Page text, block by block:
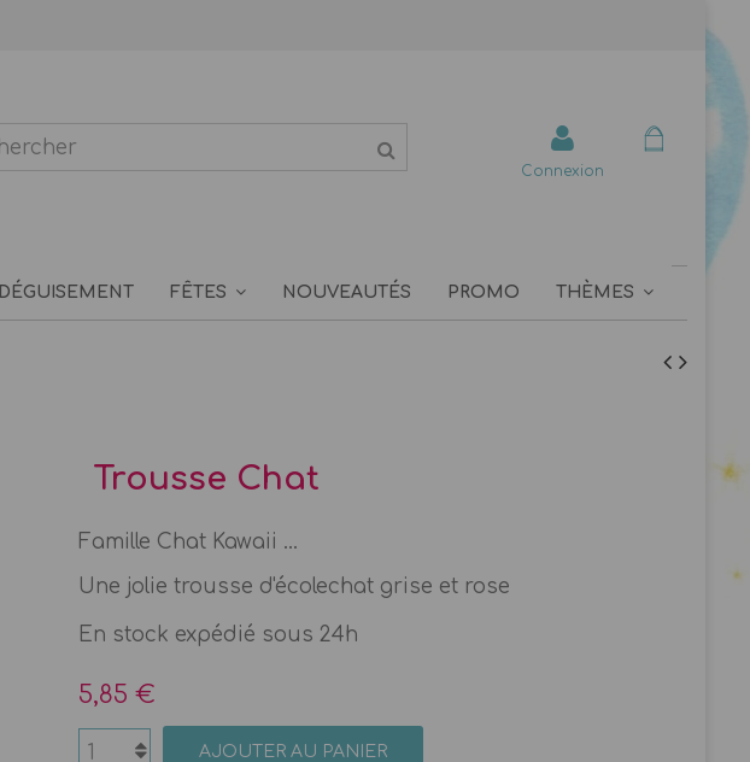
Connexion
DÉGUISEMENT FÊTES NOUVEAUTÉS PROMO THÈMES
Trousse Chat
Famille Chat Kawaii ...
Une jolie trousse d'écolechat grise et rose
En stock expédié sous 24h
5,85 €
AJOUTER AU PANIER